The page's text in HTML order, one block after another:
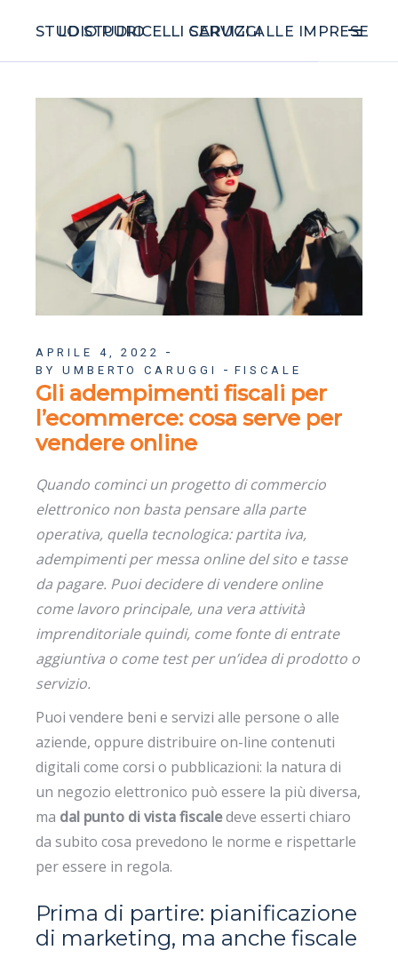
STUDIO PURICELLI CARUGGI
LO STUDIO SERVIZI ALLE IMPRESE
APRILE 4, 2022
BY UMBERTO CARUGGI
FISCALE
Gli adempimenti fiscali per
l’ecommerce: cosa serve per
vendere online
Quando cominci un progetto di commercio
elettronico non basta pensare alla parte
operativa, quella tecnologica: partita iva,
adempimenti per messa online del sito e tasse
da pagare. Puoi decidere di vendere online
come lavoro principale, una vera attività
imprenditoriale quindi, come fonte di entrate
aggiuntiva o come test per un’idea di prodotto o
servizio.
Puoi vendere beni e servizi alle persone o alle
aziende, oppure distribuire on-line contenuti
digitali come corsi o pubblicazioni: la natura di
un negozio elettronico può essere la più diversa,
ma dal punto di vista fiscaledeve esserti chiaro
da subito cosa prevedono le norme e rispettarle
per essere in regola.
Prima di partire: pianificazione
di marketing, ma anche fiscale